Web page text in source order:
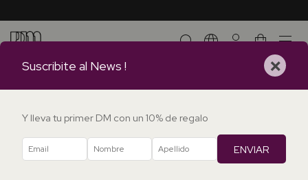
0
Erro - 404
Desculpe, mas a página que você está procurando não existe.
Suscribite al News ! ×
Y lleva tu primer DM con un 10% de regalo
ENVIAR